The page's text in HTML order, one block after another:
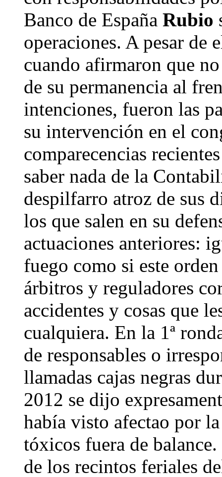
Banco de España Rubio
operaciones. A pesar
cuando afirmaron que
de su permanencia al
intenciones, fueron las
su intervención en el
comparecencias
saber nada de la
despilfarro atroz de sus
los que salen en su
actuaciones anteriores:
fuego como si este
árbitros y reguladores
accidentes y cosas que
cualquiera. En la 1ª
de responsables o
llamadas cajas negras
2012 se dijo
había visto afectao por
tóxicos fuera de balance.
de los recintos feriales